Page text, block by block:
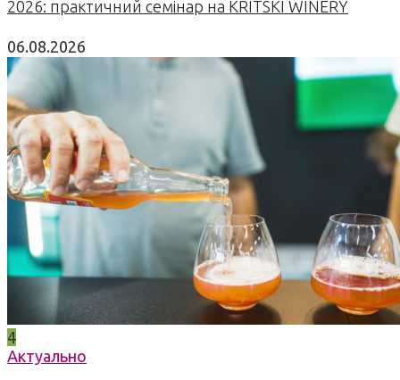
2026: практичний семінар на KRITSKI WINERY
06.08.2026
4
Актуально